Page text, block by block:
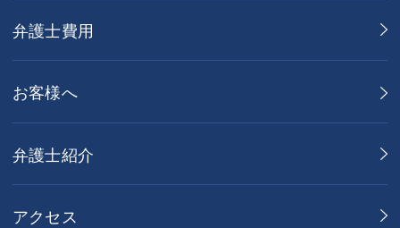
弁護士費用
お客様へ
弁護士紹介
アクセス